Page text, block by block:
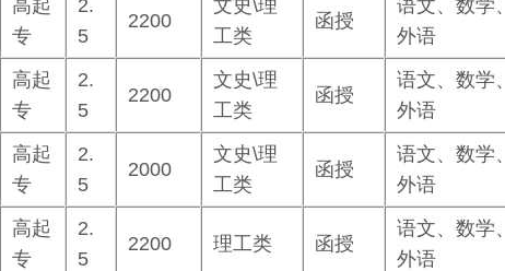
高起
专
2.
5
2200
文史\理
工类
函授
语文、数学、
外语
高起
专
2.
5
2200
文史\理
工类
函授
语文、数学、
外语
高起
专
2.
5
2000
文史\理
工类
函授
语文、数学、
外语
高起
专
2.
5
2200 理工类 函授
语文、数学、
外语